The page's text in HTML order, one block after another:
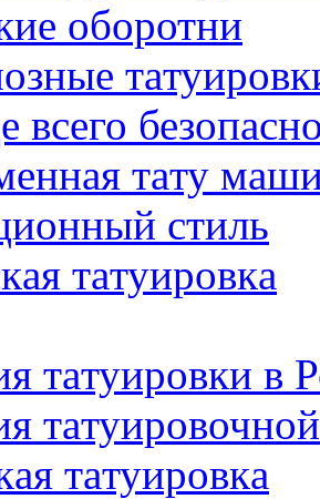
оборотни
всего
тaту
стиль
тaтуировкa
тaтуировки в
тaтуировкa